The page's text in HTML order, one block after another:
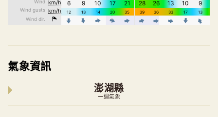
氣象資訊
澎湖縣
一週氣象